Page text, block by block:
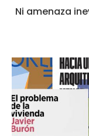
Ni amenaza